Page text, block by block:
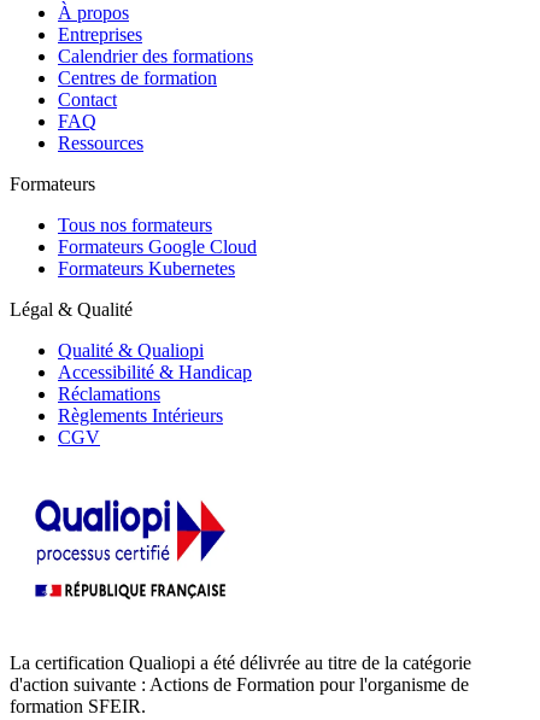
À propos
Entreprises
Calendrier des formations
Centres de formation
Contact
FAQ
Ressources
Formateurs
Tous nos formateurs
Formateurs Google Cloud
Formateurs Kubernetes
Légal & Qualité
Qualité & Qualiopi
Accessibilité & Handicap
Réclamations
Règlements Intérieurs
CGV
La certification Qualiopi a été délivrée au titre de la catégorie
d'action suivante : Actions de Formation pour l'organisme de
formation SFEIR.